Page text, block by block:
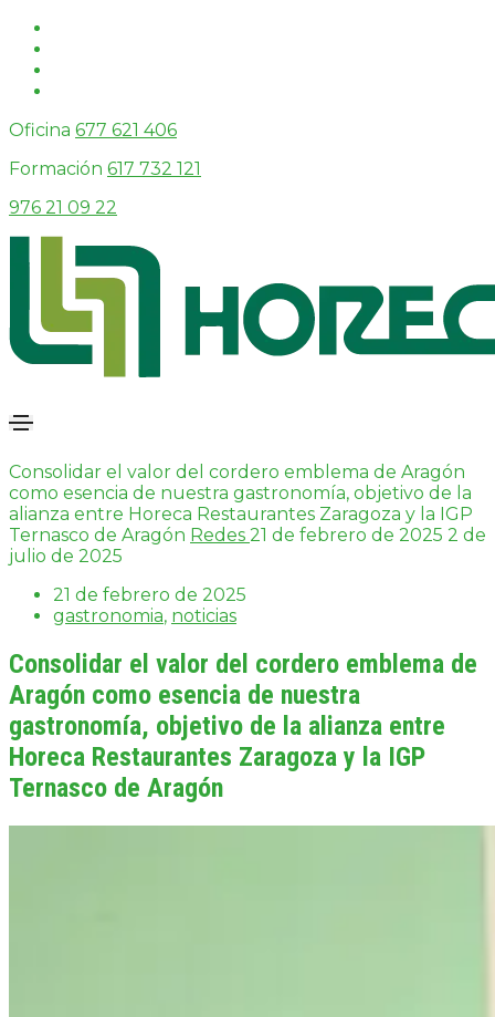
Oficina 677 621 406
Formación 617 732 121
976 21 09 22
Consolidar el valor del cordero emblema de Aragón
como esencia de nuestra gastronomía, objetivo de la
alianza entre Horeca Restaurantes Zaragoza y la IGP
Ternasco de Aragón Redes 21 de febrero de 2025 2 de
julio de 2025
21 de febrero de 2025
gastronomia, noticias
Consolidar el valor del cordero emblema de
Aragón como esencia de nuestra
gastronomía, objetivo de la alianza entre
Horeca Restaurantes Zaragoza y la IGP
Ternasco de Aragón